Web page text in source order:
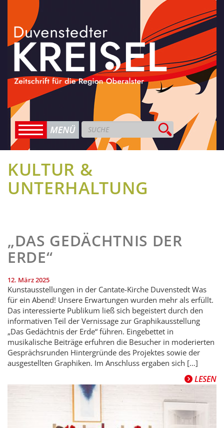
KULTUR &
UNTERHALTUNG
„DAS GEDÄCHTNIS DER
ERDE“
12. März 2025
Kunstausstellungen in der Cantate-Kirche Duvenstedt Was
für ein Abend! Unsere Erwartungen wurden mehr als erfüllt.
Das interessierte Publikum ließ sich begeistert durch den
informativen Teil der Vernissage zur Graphikausstellung
„Das Gedächtnis der Erde“ führen. Eingebettet in
musikalische Beiträge erfuhren die Besucher in moderierten
Gesprächsrunden Hintergründe des Projektes sowie der
ausgestellten Graphiken. Im Anschluss ergaben sich […]
LESEN